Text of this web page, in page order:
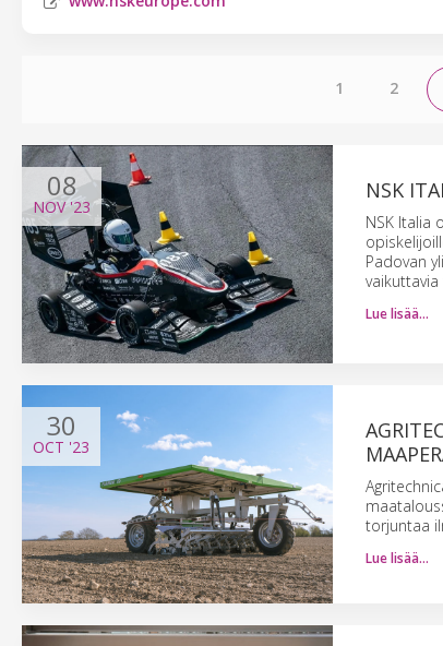
1 2
08
NOV'23
NSK
NSK Italia
Padovan
Lue lisää…
30
OCT '23
torjuntaa
Lue lisää…